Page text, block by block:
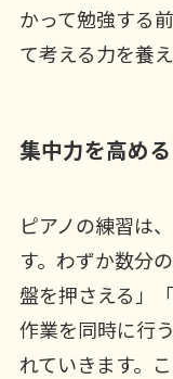
かって勉強する
て考える力を養え
集中力を高める
ピアノの練習は
す。わずか数分
盤を押さえる」
作業を同時に行
れていきます。